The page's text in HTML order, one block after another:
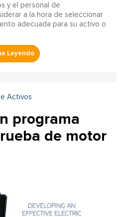
y el personal de
a la hora de seleccionar
adecuada para su activo o
Activos
programa
de motor